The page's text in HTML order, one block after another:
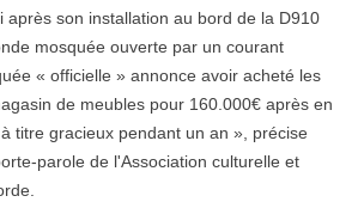
après son installation au bord de la D910
mosquée ouverte par un courant
« officielle » annonce avoir acheté les
de meubles pour 160.000€ après en
titre gracieux pendant un an », précise
parole de l'Association culturelle et